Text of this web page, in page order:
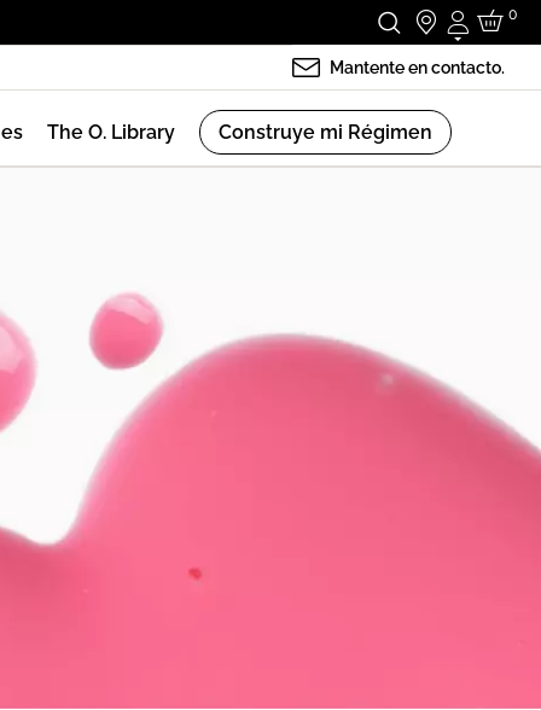
Iniciar
0
Mantente en contacto.
The O. Library Construye mi Régimen